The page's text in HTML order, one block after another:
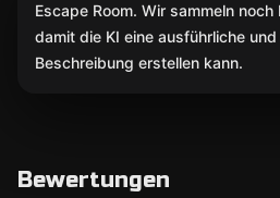
Escape Room. Wir sammeln noch
damit die KI eine ausführliche
Beschreibung erstellen kann.
Bewertungen